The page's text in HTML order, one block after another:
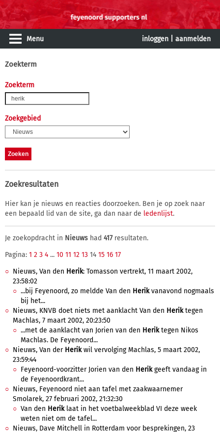
Menu inloggen aanmelden
Zoekterm
Zoekterm
Zoekgebied
Zoekresultaten
Hier kan je nieuws en reacties doorzoeken. Ben je op zoek naar
een bepaald lid van de site, ga dan naar de ledenlijst.
Je zoekopdracht in Nieuws had 417resultaten.
Pagina: 1 2 3 4 ... 10 11 12 13 14 15 16 17
Nieuws, Van den Herik: Tomasson vertrekt, 11 maart 2002,
23:58:02
...bij Feyenoord, zo meldde Van den Herikvanavond nogmaals
bij het...
Nieuws, KNVB doet niets met aanklacht Van den Heriktegen
Machlas, 7 maart 2002, 20:23:50
...met de aanklacht van Jorien van den Heriktegen Nikos
Machlas. De Feyenoord...
Nieuws, Van der Herikwil vervolging Machlas, 5 maart 2002,
23:59:44
Feyenoord-voorzitter Jorien van den Herikgeeft vandaag in
de Feyenoordkrant...
Nieuws, Feyenoord niet aan tafel met zaakwaarnemer
Smolarek, 27 februari 2002, 21:32:30
Van den Heriklaat in het voetbalweekblad VI deze week
weten niet om de tafel...
Nieuws, Dave Mitchell in Rotterdam voor besprekingen, 23